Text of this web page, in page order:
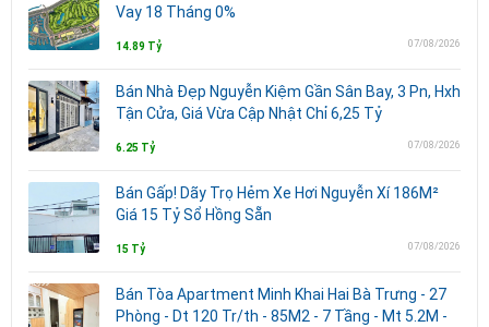
Vay 18 Tháng 0%
14.89 Tỷ 07/08/2026
Bán Nhà Đẹp Nguyễn Kiệm Gần Sân Bay, 3 Pn, Hxh
Tận Cửa, Giá Vừa Cập Nhật Chỉ 6,25 Tỷ
6.25 Tỷ 07/08/2026
Bán Gấp! Dãy Trọ Hẻm Xe Hơi Nguyễn Xí 186M²
Giá 15 Tỷ Sổ Hồng Sẵn
15 Tỷ 07/08/2026
Bán Tòa Apartment Minh Khai Hai Bà Trưng - 27
Phòng - Dt 120 Tr/th - 85M2 - 7 Tầng - Mt 5.2M -